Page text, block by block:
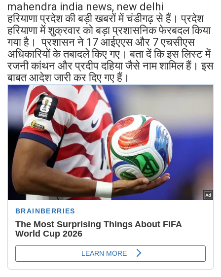
mahendra india news, new delhi
हरियाणा प्रदेश की बड़ी खबरों में चंडीगढ़ से हैं। प्रदेश
हरियाणा में शुक्रवार को बड़ा प्रशासनिक फेरबदल किया
गया है। प्रशासन ने 17 आईएएस और 7 एचसीएस
अधिकारियों के तबादले किए गए। बता दें कि इस लिस्ट में
रजनी कांथन और प्रदीप दहिया जैसे नाम शामिल हैं। इस
बाबत आदेश जारी कर दिए गए हैं।